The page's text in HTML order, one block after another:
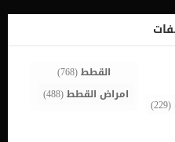
مجهولة السبب. اقرأ ايضا:
تشخيص الطبيب البيطرى لحالة
الطبي لقطتك وسيطلب منك
(229)
القطط(768)
امراض القطط(488)